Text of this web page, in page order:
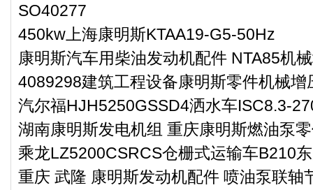
SO40277
450kw上海康明斯KTAA19-G5-50Hz
康明斯汽车用柴油发动机配件 NTA85机
4089298建筑工程设备康明斯零件机械增
汽尔福HJH5250GSSD4洒水车ISC8.3-
湖南康明斯发电机组 重庆康明斯燃油泵
乘龙LZ5200CSRCS仓栅式运输车B210
重庆 武隆 康明斯发动机配件 喷油泵联轴